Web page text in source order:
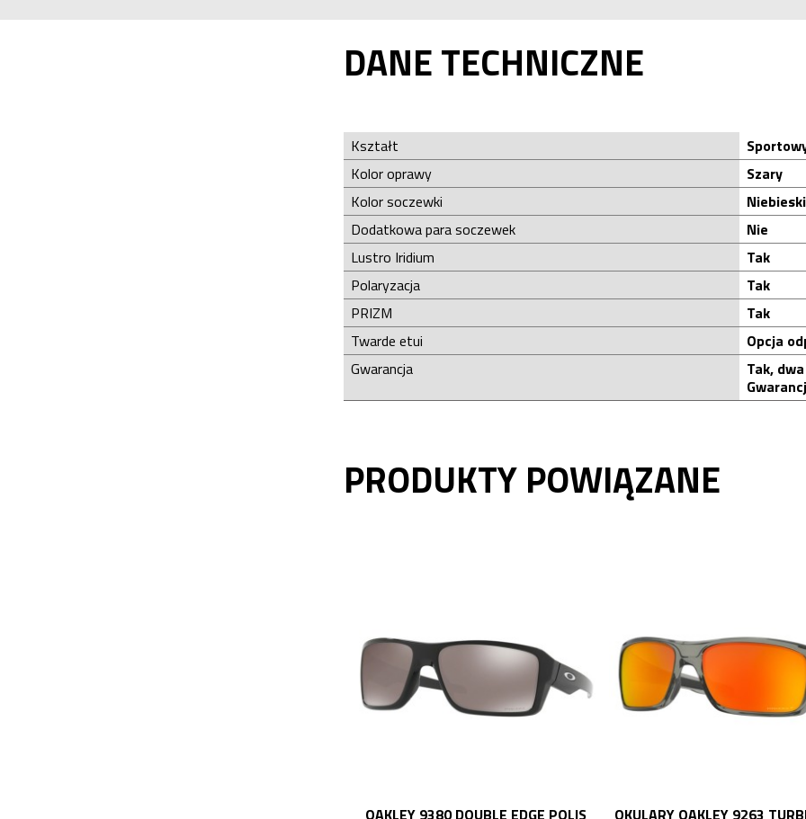
DANE TECHNICZNE
Kształt
Kolor oprawy
Szary
Kolor soczewki
Dodatkowa para soczewek
Nie
Lustro Iridium
Tak
Polaryzacja
Tak
PRIZM
Tak
Twarde etui
Opcja
Gwarancja
Tak,
PRODUKTY POWIĄZANE
OAKLEY 9380 DOUBLE EDGE POLIS OKULARY OAKLEY 9263